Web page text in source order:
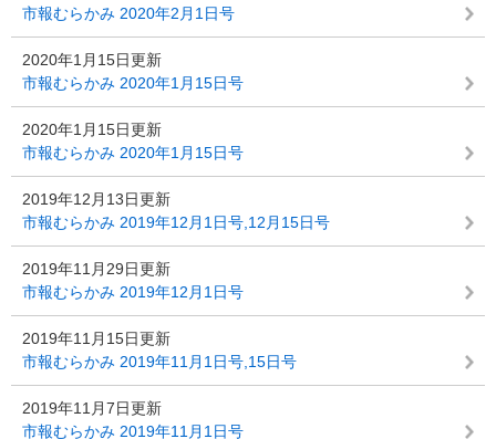
市報むらかみ 2020年2月1日号
2020年1月15日更新
市報むらかみ 2020年1月15日号
2020年1月15日更新
市報むらかみ 2020年1月15日号
2019年12月13日更新
市報むらかみ 2019年12月1日号,12月15日号
2019年11月29日更新
市報むらかみ 2019年12月1日号
2019年11月15日更新
市報むらかみ 2019年11月1日号,15日号
2019年11月7日更新
市報むらかみ 2019年11月1日号